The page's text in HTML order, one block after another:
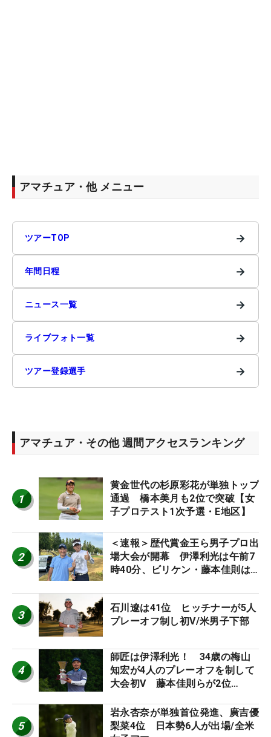
アマチュア・他 メニュー
ツアーTOP →
年間日程 →
ニュース一覧 →
ライブフォト一覧 →
ツアー登録選手 →
アマチュア・その他 週間アクセスランキング
1
黄金世代の杉原彩花が単独トップ
通過 橋本美月も2位で突破【女
子プロテスト1次予選・E地区】
2
＜速報＞歴代賞金王ら男子プロ出
場大会が開幕 伊澤利光は午前7
時40分、ビリケン・藤本佳則は
STAGE JOYX OPEN】
3
石川遼は41位 ヒッチナーが5人
プレーオフ制し初V/米男子下部
4
師匠は伊澤利光！ 34歳の梅山
知宏が4人のプレーオフを制して
大会初V 藤本佳則らが2位
5
岩永杏奈が単独首位発進、廣吉優
梨菜4位 日本勢6人が出場/全米